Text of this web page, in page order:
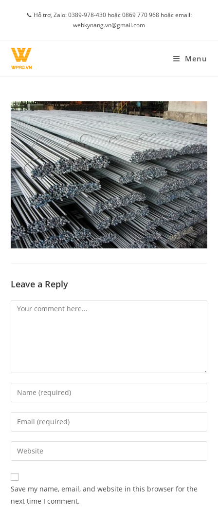
📞 Hỗ trợ, Zalo: 0389-978-430 hoặc 0869 770 968 hoặc email:
webkynang.vn@gmail.com
Menu
Leave a Reply
Comment
Enter
your
name
comment
Enter
your
email
address
comment
Enter
your
website
URL
(optional)
Save my name, email, and website in this browser for the
next time I comment.